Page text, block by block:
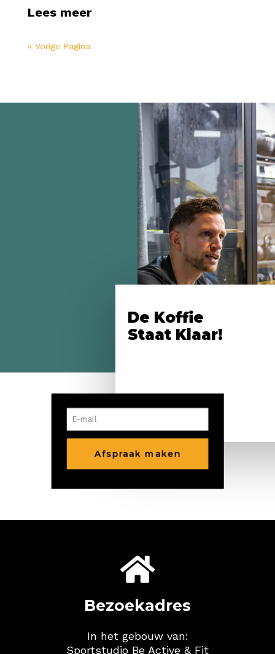
Lees meer
« Vorige Pagina
Kennis
Maken?
De Koffie
Staat Klaar!
Afspraak maken

Bezoekadres
In het gebouw van:
Sportstudio Be Active & Fit